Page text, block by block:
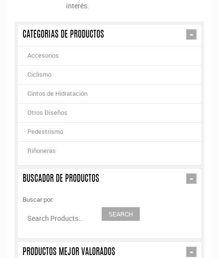
interés.
-
CATEGORIAS DE PRODUCTOS
Accesorios
Ciclismo
Cintos de Hidratación
Otros Diseños
Pedestrismo
Riñoneras
-
BUSCADOR DE PRODUCTOS
Buscar por:
-
PRODUCTOS MEJOR VALORADOS